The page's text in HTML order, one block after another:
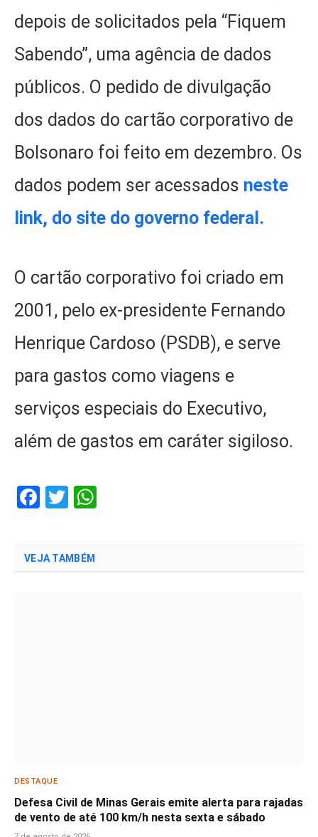
depois de solicitados pela “Fiquem
Sabendo”, uma agência de dados
públicos. O pedido de divulgação
dos dados do cartão corporativo de
Bolsonaro foi feito em dezembro. Os
dados podem ser acessados neste
link, do site do governo federal.
O cartão corporativo foi criado em
2001, pelo ex-presidente Fernando
Henrique Cardoso (PSDB), e serve
para gastos como viagens e
serviços especiais do Executivo,
além de gastos em caráter sigiloso.
Facebook
Twitter
VEJA TAMBÉM
DESTAQUE
Defesa Civil de Minas Gerais emite alerta para rajadas
de vento de até 100 km/h nesta sexta e sábado